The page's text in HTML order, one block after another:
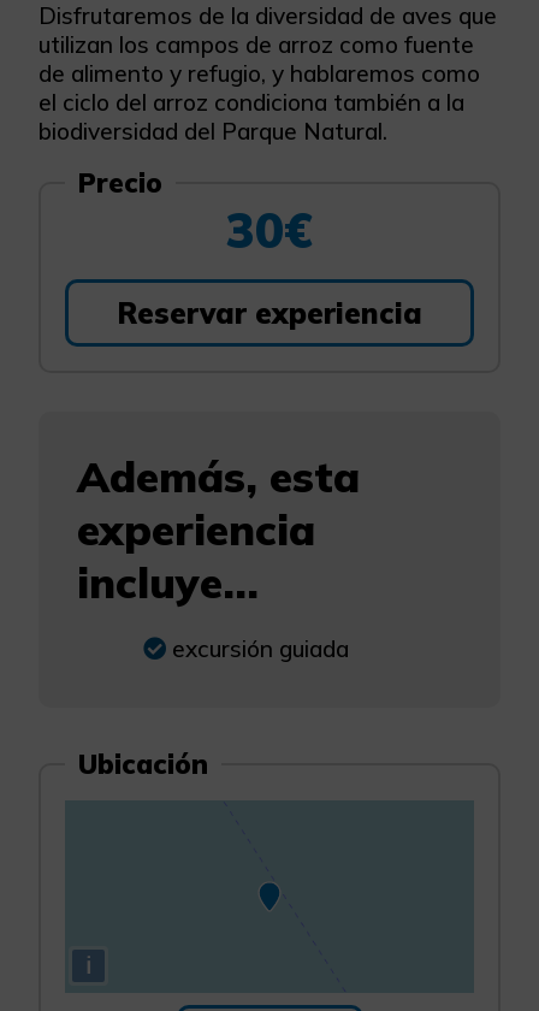
Disfrutaremos de la diversidad de aves que
utilizan los campos de arroz como fuente
de alimento y refugio, y hablaremos como
el ciclo del arroz condiciona también a la
biodiversidad del Parque Natural.
Precio
30€
Reservar experiencia
Además, esta
experiencia
incluye...
excursión guiada
Ubicación
i